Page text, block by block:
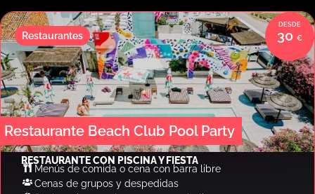
Restaurante Beach Club Pool Party
30
Restaurantes
RESTAURANTE CON PISCINA Y FIESTA
Menús de comida o cena con barra libre
Cenas de grupos y despedidas